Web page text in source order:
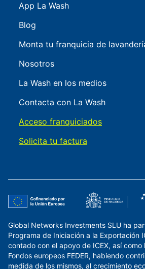
App La Wash
Blog
Monta tu franquicia de
Nosotros
La Wash en los medios
Contacta con La Wash
Acceso franquiciados
Solicita tu factura
Global Networks Investments SLU ha
Programa de Iniciación a la Exportación
contado con el apoyo de ICEX, así
Fondos europeos FEDER, habiendo
medida de los mismos, al crecimiento